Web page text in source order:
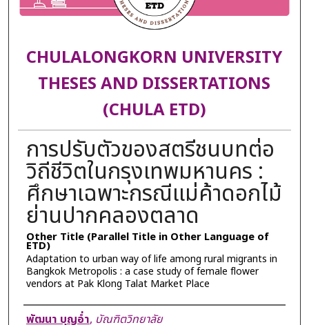
CHULALONGKORN UNIVERSITY
THESES AND DISSERTATIONS
(CHULA ETD)
การปรับตัวของสตรีชนบทต่อ
วิถีชีวิตในกรุงเทพมหานคร :
ศึกษาเฉพาะกรณีแม่ค้าดอกไม้
ย่านปากคลองตลาด
Other Title (Parallel Title in Other Language of
ETD)
Adaptation to urban way of life among rural migrants in
Bangkok Metropolis : a case study of female flower
vendors at Pak Klong Talat Market Place
Author
พัฒนา บุญอ่ำ, บัณฑิตวิทยาลัย